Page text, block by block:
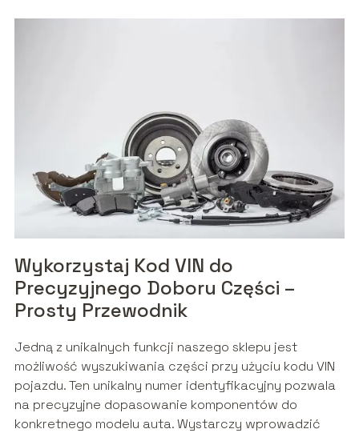
Wykorzystaj Kod VIN do
Precyzyjnego Doboru Części –
Prosty Przewodnik
Jedną z unikalnych funkcji naszego sklepu jest
możliwość wyszukiwania części przy użyciu kodu VIN
pojazdu. Ten unikalny numer identyfikacyjny pozwala
na precyzyjne dopasowanie komponentów do
konkretnego modelu auta. Wystarczy wprowadzić